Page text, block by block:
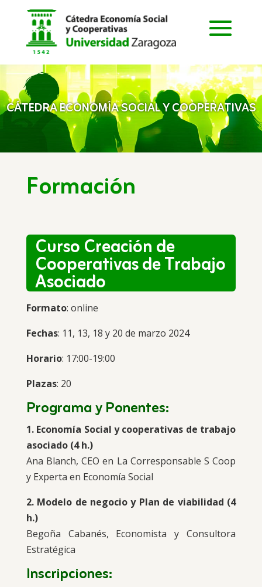
CÁTEDRA ECONOMÍA SOCIAL Y COOPERATIVAS
Formación
Curso Creación de
Cooperativas de Trabajo
Asociado
Formato: online
Fechas: 11, 13, 18 y 20 de marzo 2024
Horario: 17:00-19:00
Plazas: 20
Programa y Ponentes:
1. Economía Social y cooperativas de trabajo
asociado (4 h.)
Ana Blanch, CEO en La Corresponsable S Coop
y Experta en Economía Social
2. Modelo de negocio y Plan de viabilidad (4
h.)
Begoña Cabanés, Economista y Consultora
Estratégica
Inscripciones: